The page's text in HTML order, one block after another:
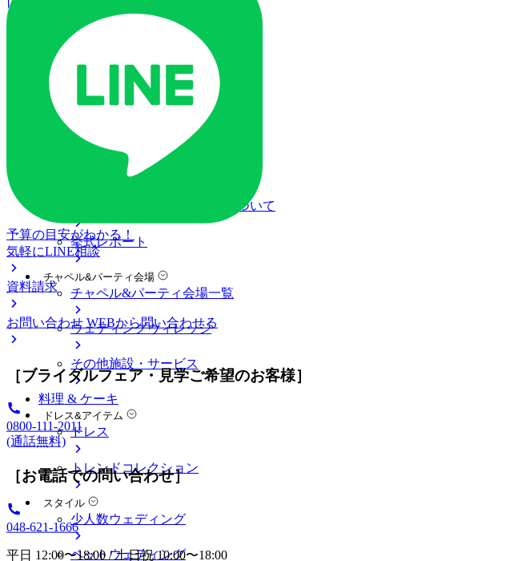
ご予約・お問い合わせ
ブライダルフェア
ブライダルフェア一覧
ブライダルフェアの基礎知識
料金プラン
私たちの結婚式
アニヴェルセル 大宮について
結婚式の準備・当日・式後について
挙式レポート
チャペル&パーティ会場
チャペル&パーティ会場一覧
ウェディングヴィレッジ
その他施設・サービス
料理 & ケーキ
ドレス&アイテム
ドレス
トレンドコレクション
スタイル
少人数ウェディング
ペットウェディング
予算の目安がわかる！
気軽にLINE相談
資料請求
お問い合わせ WEBから問い合わせる
［ブライダルフェア・見学ご希望のお客様］
0800-111-2011
(通話無料)
［お電話での問い合わせ］
048-621-1666
平日 12:00〜18:00 / 土日祝 10:00〜18:00